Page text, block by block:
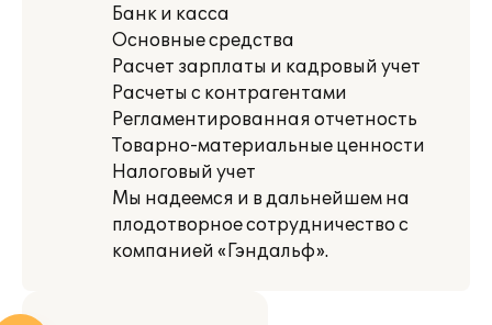
Банк и касса
Основные средства
Расчет зарплаты и кадровый учет
Расчеты с контрагентами
Регламентированная отчетность
Товарно-материальные ценности
Налоговый учет
Мы надеемся и в дальнейшем на
плодотворное сотрудничество с
компанией «Гэндальф».